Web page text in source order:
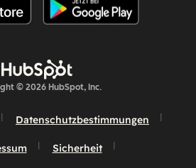
© 2026 HubSpot, Inc.
Datenschutzbestimmungen
Sicherheit